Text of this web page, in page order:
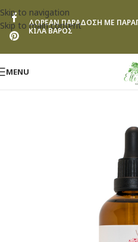
Skip to navigation
Skip to main content
ΔΩΡΕΑΝ ΠΑΡΑΔΟΣΗ ΜΕ
ΚΙΛΑ ΒΑΡΟΣ
MENU